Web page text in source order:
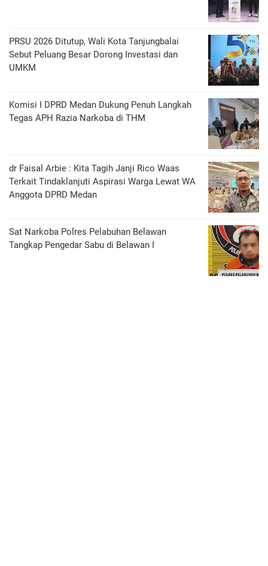
PRSU 2026 Ditutup, Wali Kota Tanjungbalai
Sebut Peluang Besar Dorong Investasi dan
UMKM
Komisi I DPRD Medan Dukung Penuh Langkah
Tegas APH Razia Narkoba di THM
dr Faisal Arbie : Kita Tagih Janji Rico Waas
Terkait Tindaklanjuti Aspirasi Warga Lewat WA
Anggota DPRD Medan
Sat Narkoba Polres Pelabuhan Belawan
Tangkap Pengedar Sabu di Belawan I